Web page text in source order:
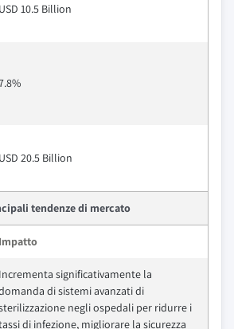
USD 10.5 Billion
USD 20.5 Billion
tendenze di mercato
Impatto
Incrementa significativamente la
di sistemi avanzati di
negli ospedali per ridurre i
di infezione, migliorare la sicurezza